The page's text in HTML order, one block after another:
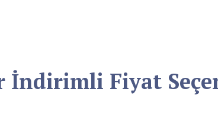
İndirimli Fiyat